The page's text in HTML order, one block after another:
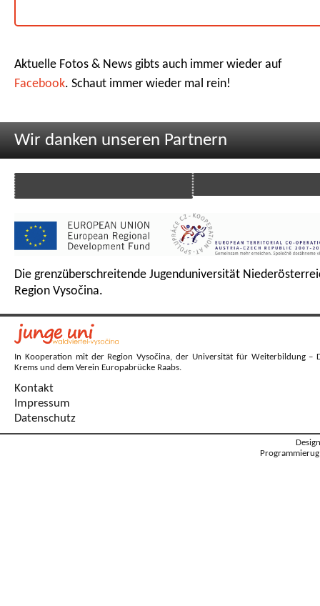
Aktuelle Fotos & News gibts auch immer wieder auf
Facebook. Schaut immer wieder mal rein!
Wir danken unseren Partnern
Die grenzüberschreitende Jugenduniversität
Region Vysočina.
In Kooperation mit der Region Vysočina, der Universität für Weiterbildung –
Krems und dem Verein Europabrücke Raabs.
Kontakt
Impressum
Datenschutz